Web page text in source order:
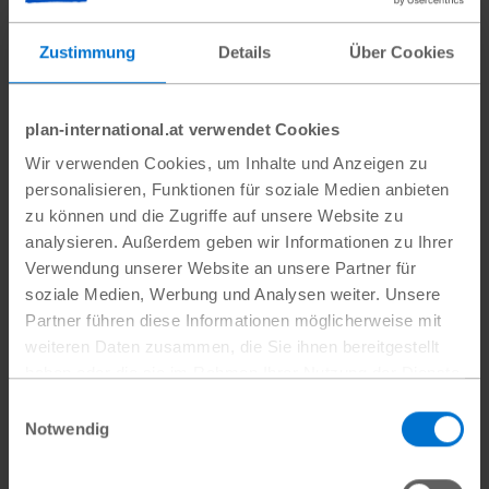
Zustimmung Details Über Cookies
plan-international.at verwendet Cookies
Wir verwenden Cookies, um Inhalte und Anzeigen zu
personalisieren, Funktionen für soziale Medien anbieten
zu können und die Zugriffe auf unsere Website zu
analysieren. Außerdem geben wir Informationen zu Ihrer
Verwendung unserer Website an unsere Partner für
soziale Medien, Werbung und Analysen weiter. Unsere
Partner führen diese Informationen möglicherweise mit
weiteren Daten zusammen, die Sie ihnen bereitgestellt
Datenschutz
Notwendig
Godadas Großmutter hält den Sichtschutz hoch, unter
dem ihre Enkelin mit dem Neugeborenen schläft.
Plan International
Verstärkung der